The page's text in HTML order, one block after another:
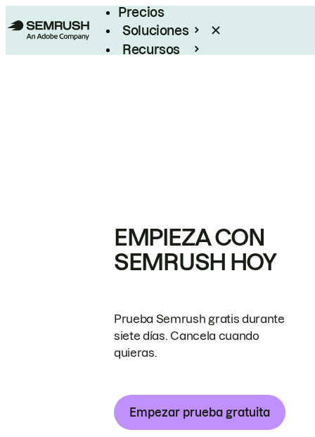
Precios
Soluciones
Recursos
EMPIEZA CON
SEMRUSH HOY
Prueba Semrush gratis durante
siete días. Cancela cuando
quieras.
Empezar prueba gratuita